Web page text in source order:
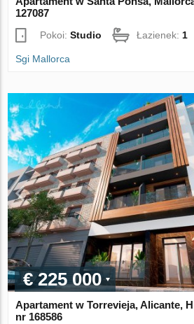
127087
Pokoi:Studio Łazienek:1
Sgi Mallorca
€ 225 000
Apartament w Torrevieja, Alicante,
nr 168586